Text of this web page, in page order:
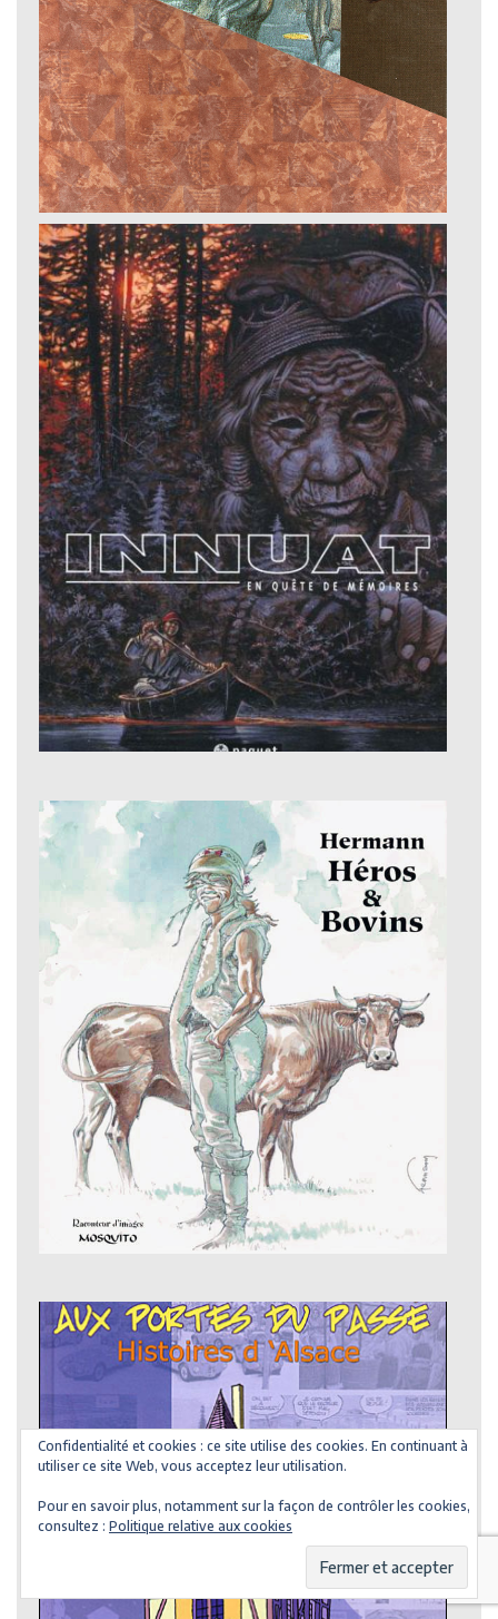
Confidentialité et cookies : ce site utilise des cookies. En continuant à
utiliser ce site Web, vous acceptez leur utilisation.
Pour en savoir plus, notamment sur la façon de contrôler les cookies,
consultez : Politique relative aux cookies